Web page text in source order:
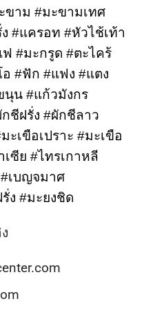
ขาม #มะขามเทศ
#แครอท #หัวไช้เท้า
#มะกรูด #ตะไคร้
#ฟัก #แฟง #แตง
นุน #แก้วมังกร
ชีฝรั่ง #ผักชีลาว
เขือเปราะ #มะเขือ
ซีย #ไทรเกาหลี
เบญจมาศ
ง #มะยงชิด